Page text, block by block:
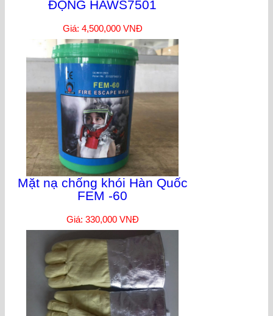
ĐỘNG HAWS7501
Giá: 4,500,000 VNĐ
Mặt nạ chống khói Hàn Quốc
FEM -60
Giá: 330,000 VNĐ